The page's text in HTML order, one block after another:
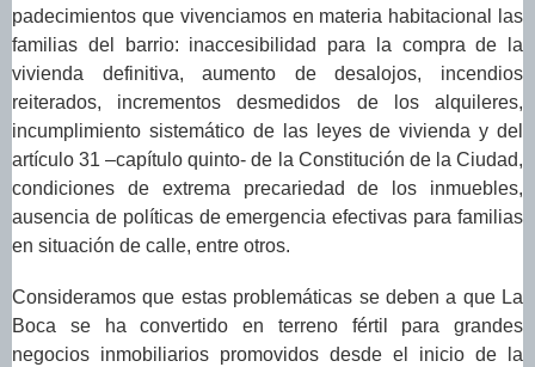
padecimientos que vivenciamos en materia habitacional las
familias del barrio: inaccesibilidad para la compra de la
vivienda definitiva, aumento de desalojos, incendios
reiterados, incrementos desmedidos de los alquileres,
incumplimiento sistemático de las leyes de vivienda y del
artículo 31 –capítulo quinto- de la Constitución de la Ciudad,
condiciones de extrema precariedad de los inmuebles,
ausencia de políticas de emergencia efectivas para familias
en situación de calle, entre otros.
Consideramos que estas problemáticas se deben a que La
Boca se ha convertido en terreno fértil para grandes
negocios inmobiliarios promovidos desde el inicio de la